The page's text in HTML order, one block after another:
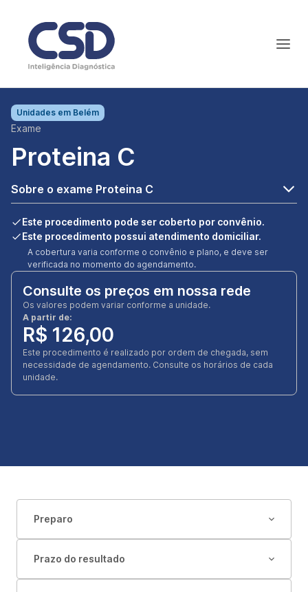
Unidades em Belém
Exame
Proteina C
Sobre o exame Proteina C
Este procedimento pode ser coberto por convênio.
Este procedimento possui atendimento domiciliar.
A cobertura varia conforme o convênio e plano, e deve ser
verificada no momento do agendamento.
Consulte os preços em nossa rede
Os valores podem variar conforme a unidade.
A partir de:
R$ 126,00
Este procedimento é realizado por ordem de chegada, sem
necessidade de agendamento. Consulte os horários de cada
unidade.
Preparo
Prazo do resultado